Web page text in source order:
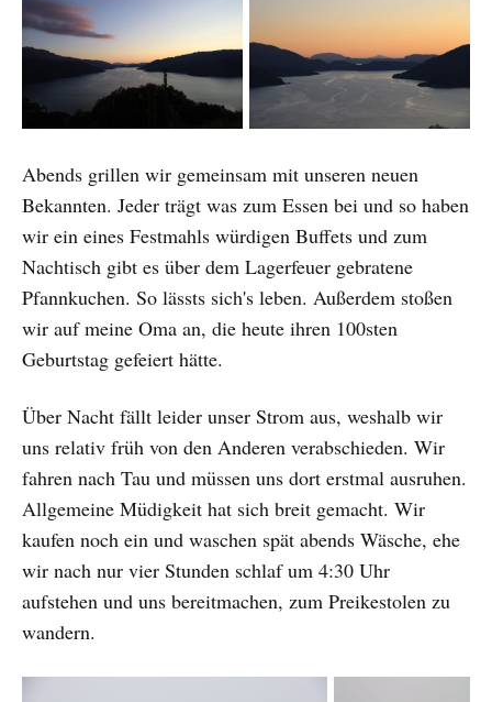
Abends grillen wir gemeinsam mit unseren neuen
Bekannten. Jeder trägt was zum Essen bei und so haben
wir ein eines Festmahls würdigen Buffets und zum
Nachtisch gibt es über dem Lagerfeuer gebratene
Pfannkuchen. So lässts sich's leben. Außerdem stoßen
wir auf meine Oma an, die heute ihren 100sten
Geburtstag gefeiert hätte.
Über Nacht fällt leider unser Strom aus, weshalb wir
uns relativ früh von den Anderen verabschieden. Wir
fahren nach Tau und müssen uns dort erstmal ausruhen.
Allgemeine Müdigkeit hat sich breit gemacht. Wir
kaufen noch ein und waschen spät abends Wäsche, ehe
wir nach nur vier Stunden schlaf um 4:30 Uhr
aufstehen und uns bereitmachen, zum Preikestolen zu
wandern.